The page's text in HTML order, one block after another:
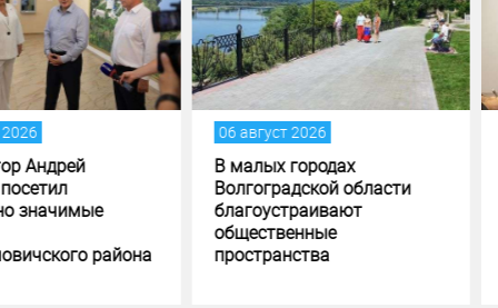
2026
городах
области
05 август 2026
Андрей Бочаров поставил
задачи по исполнению и
формированию бюджета
Волгоградской области